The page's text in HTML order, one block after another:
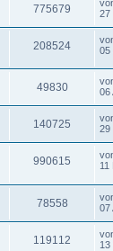
775679
27
208524
05
49830
06
140725
29
990615
11
78558
07
119112
13